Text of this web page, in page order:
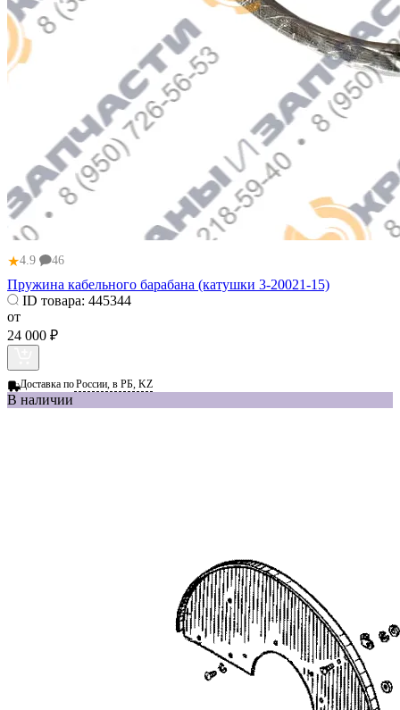
★4.9 46
Пружина кабельного барабана (катушки 3-20021-15)
ID товара: 445344
от
24 000 ₽
Доставка поРоссии, в РБ, KZ
В наличии